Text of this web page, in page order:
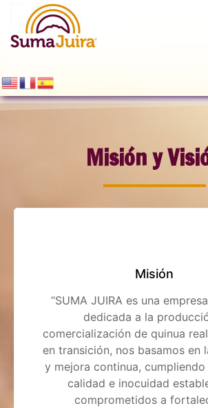
Misión y
Misión
“SUMA JUIRA es una
dedicada a la
comercialización de quinua
en transición, nos basamos en
y mejora continua,
calidad e inocuidad
comprometidos a